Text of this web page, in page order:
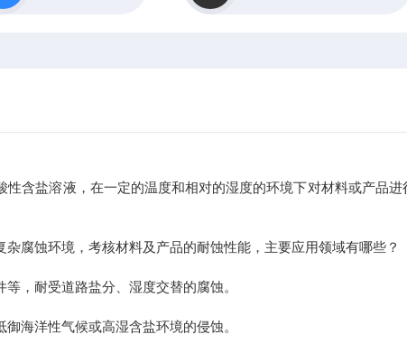
盐溶液，在一定的温度和相对的湿度的环境下对材料或产品进
蚀环境，考核材料及产品的耐蚀性能，主要应用领域有哪些？
耐受道路盐分、湿度交替的腐蚀。
洋性气候或高湿含盐环境的侵蚀。